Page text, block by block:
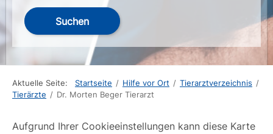
Suchen
Aktuelle Seite: Startseite / Hilfe vor Ort / Tierarztverzeichnis /
Tierärzte / Dr. Morten Beger Tierarzt
Aufgrund Ihrer Cookieeinstellungen kann diese Karte